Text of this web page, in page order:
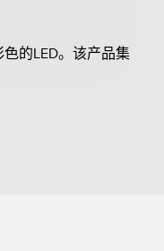
色的LED。该产品集